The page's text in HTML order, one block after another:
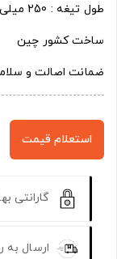
طول تیغه : 250 میلی‌متر
ساخت کشور چین
ضمانت اصالت و
استعلام قیمت
گارانتی
ارسال